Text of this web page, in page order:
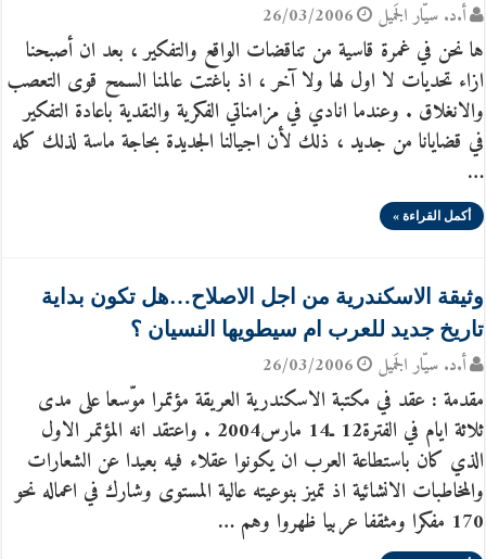
أ.د. سيّار الجَميل 26/03/2006
ها نحن في غمرة قاسية من تناقضات الواقع والتفكير ، بعد ان أصبحنا
ازاء تحديات لا اول لها ولا آخر ، اذ باغتت عالمنا السمح قوى التعصب
والانغلاق . وعندما انادي في مزامناتي الفكرية والنقدية باعادة التفكير
في قضايانا من جديد ، ذلك لأن اجيالنا الجديدة بحاجة ماسة لذلك كله
…
أكمل القراءة »
وثيقة الاسكندرية من اجل الاصلاح…هل تكون بداية
تاريخ جديد للعرب ام سيطويها النسيان ؟
أ.د. سيّار الجَميل 26/03/2006
مقدمة : عقد في مكتبة الاسكندرية العريقة مؤتمرا موّسعا على مدى
ثلاثة ايام في الفترة‏12‏ ـ‏14‏ مارس‏2004 . واعتقد انه المؤتمر الاول
الذي كان باستطاعة العرب ان يكونوا عقلاء فيه بعيدا عن الشعارات
والمخاطبات الانشائية اذ تميز بنوعيته عالية المستوى وشارك في اعماله نحو
170 مفكرا ومثقفا عربيا ظهروا وهم …